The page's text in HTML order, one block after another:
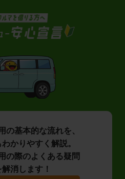
の基本的な流れを、
かりやすく解説。
の際のよくある疑問
消します！